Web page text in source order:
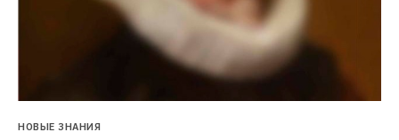
НОВЫЕ ЗНАНИЯ